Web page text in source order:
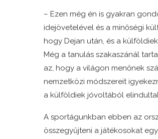
– Ezen még én is gyakran
idejövetelével és a minőségi
hogy Dejan után, és a
Még a tanulás szakaszánál
az, hogy a világon menőnek
nemzetközi módszereit
a külföldiek jóvoltából
A sportágunkban ebben az
összegyűjteni a játékosokat